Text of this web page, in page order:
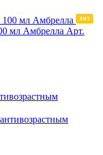
мл Амбрелла Арт.